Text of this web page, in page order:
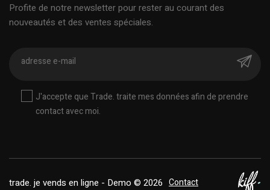
Profite de notre newsletter pour rester au courant des
nouveautés et des ventes spéciales.
J'accepte que Trade. traite mes données afin de prendre
contact avec moi.
trade. je vends en ligne - Demo © 2026 Contact